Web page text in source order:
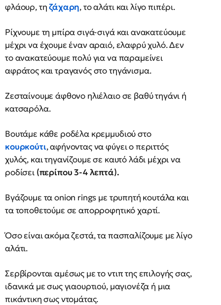
φλάουρ, τηζάχαρη, το αλάτι και λίγο πιπέρι.
Ρίχνουμε τη μπίρα σιγά-σιγά και ανακατεύουμε
μέχρι να έχουμε έναν αραιό, ελαφρύ χυλό. Δεν
το ανακατεύουμε πολύ για να παραμείνει
αφράτος και τραγανός στο τηγάνισμα.
Ζεσταίνουμε άφθονο ηλιέλαιο σε βαθύ τηγάνι ή
κατσαρόλα.
Βουτάμε κάθε ροδέλα κρεμμυδιού στο
κουρκούτι, αφήνοντας να φύγει ο περιττός
χυλός, και τηγανίζουμε σε καυτό λάδι μέχρι να
ροδίσει (περίπου 3-4 λεπτά).
Βγάζουμε τα onion rings με τρυπητή κουτάλα και
τα τοποθετούμε σε απορροφητικό χαρτί.
Όσο είναι ακόμα ζεστά, τα πασπαλίζουμε με λίγο
αλάτι.
Σερβίρονται αμέσως με το ντιπ της επιλογής σας,
ιδανικά με σως γιαουρτιού, μαγιονέζα ή μια
πικάντικη σως ντομάτας.